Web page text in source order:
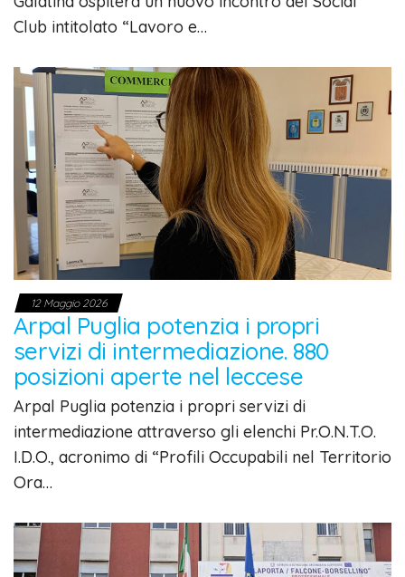
Club intitolato “Lavoro e…
12 Maggio 2026
Arpal Puglia potenzia i propri
servizi di intermediazione. 880
posizioni aperte nel leccese
Arpal Puglia potenzia i propri servizi di
intermediazione attraverso gli elenchi Pr.O.N.T.O.
I.D.O., acronimo di “Profili Occupabili nel Territorio
Ora…